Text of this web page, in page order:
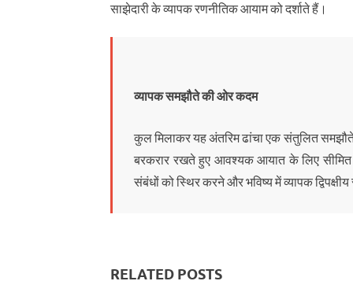
साझेदारी के व्यापक रणनीतिक आयाम को दर्शाते हैं।
व्यापक समझौते की ओर कदम
कुल मिलाकर यह अंतरिम ढांचा एक संतुलित
बरकरार रखते हुए आवश्यक आयात के लिए सीमित
संबंधों को स्थिर करने और भविष्य में व्यापक
RELATED POSTS